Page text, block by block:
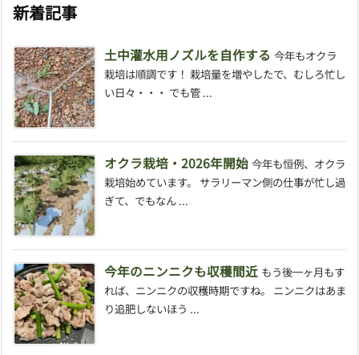
新着記事
土中灌水用ノズルを自作する 今年もオクラ
栽培は順調です！ 栽培量を増やしたで、むしろ忙し
い日々・・・ でも管 ...
オクラ栽培・2026年開始 今年も恒例、オクラ
栽培始めています。 サラリーマン側の仕事が忙し過
ぎて、でもなん ...
今年のニンニクも収穫間近 もう後一ヶ月もす
れば、ニンニクの収穫時期ですね。 ニンニクはあま
り追肥しないほう ...